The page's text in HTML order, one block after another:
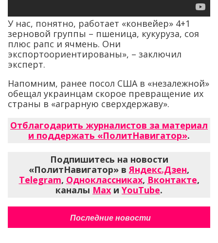
У нас, понятно, работает «конвейер» 4+1
зерновой группы – пшеница, кукуруза, соя
плюс рапс и ячмень. Они
экспортоориентированы», – заключил
эксперт.
Напомним, ранее посол США в «незалежной»
обещал украинцам скорое превращение их
страны в «аграрную сверхдержаву».
Отблагодарить журналистов за материал
и поддержать «ПолитНавигатор».
Подпишитесь на новости
«ПолитНавигатор» в Яндекс.Дзен,
Telegram, Одноклассниках, Вконтакте,
каналы Max и YouTube.
Последние новости